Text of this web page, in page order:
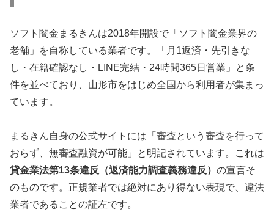
ソフト闇金まるきんは2018年開設で「ソフト闇金業界の
老舗」を自称している業者です。「月1返済・先引きな
し・在籍確認なし・LINE完結・24時間365日営業」と条
件を並べており、山形市をはじめ全国から利用者が集まっ
ています。
まるきん自身の公式サイトには「審査という審査を行って
おらず、無審査融資が可能」と明記されています。これは
貸金業法第13条違反（返済能力調査義務違反） の宣言そ
のものです。正規業者では絶対にあり得ない表現で、違法
業者であることの証左です。